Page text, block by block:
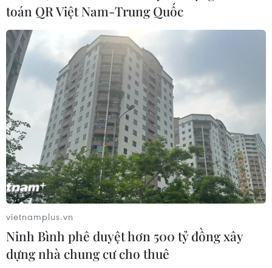
toán QR Việt Nam-Trung Quốc
vietnamplus.vn
Ninh Bình phê duyệt hơn 500 tỷ đồng xây
dựng nhà chung cư cho thuê